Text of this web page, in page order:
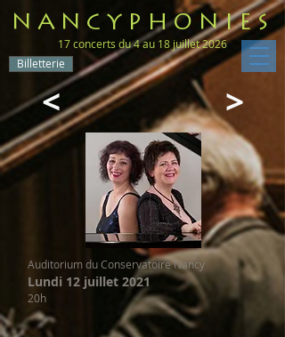
NANCYPHONIES
17 concerts du 4 au 18 juillet 2026
Billetterie
Auditorium du Conservatoire Nancy
Lundi 12 juillet 2021
20h
< >